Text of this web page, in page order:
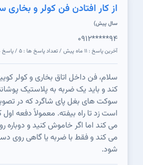
از کار افتادن فن کولر و بخاری
سال پیش)
0912*****94
آخرین پاسخ : 11 ماه پیش / تعداد پاسخ ها : 5 / پاسخ های پذیرفته شده : 0
سلام، فن داخل اتاق بخاری و کولر
کند و باید یک ضربه به پلاستیک
سوکت های بغل پای شاگرد که در
است زد تا راه بیفته. معمولاً دفعه
می کند اما اگر خاموش کنید و دوباره
می کند و فقط با ضربه یا گاهی روی
شود.